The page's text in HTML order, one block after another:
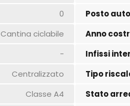
0 Posto
Cantina ciclabile Anno
- Infissi
Centralizzato Tipo
Classe A4 Stato